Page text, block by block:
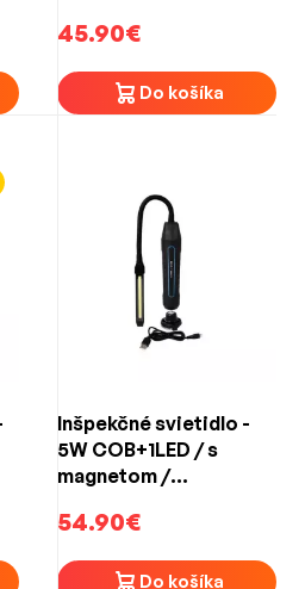
45.90€
Do košíka
Inšpekčné svietidlo -
5W COB+1LED / s
magnetom /
54.90€
Do košíka